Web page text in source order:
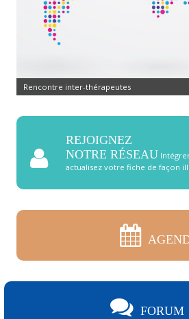
Commandez pierres et cristaux
REJOIGNEZ
NOTRE RÉSEAU
actualisez votre fiche de façon
FORUM